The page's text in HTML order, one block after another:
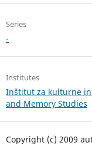
Series
-
Institutes
Inštitut za kulturne
and Memory Studies
Copyright (c) 2009